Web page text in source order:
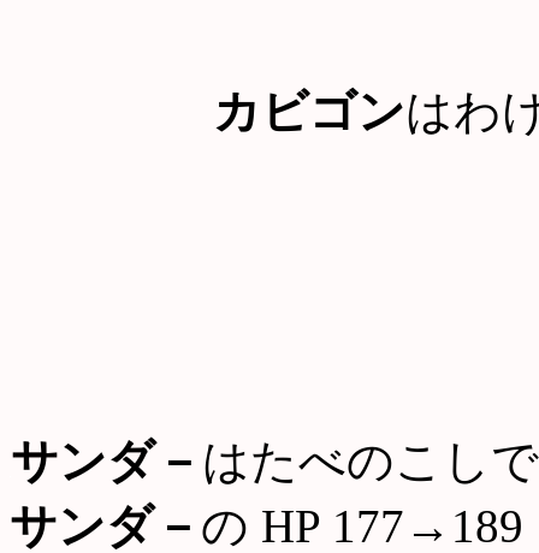
カビゴンはわ
サンダ－ はたべのこし
サンダ－ の HP 177→189